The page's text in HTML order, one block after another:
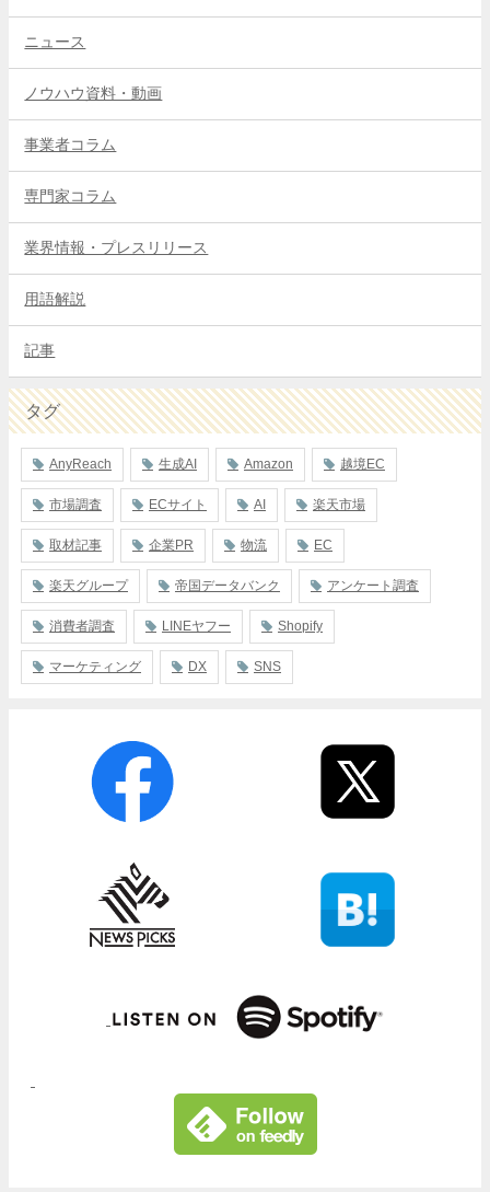
ニュース
ノウハウ資料・動画
事業者コラム
専門家コラム
業界情報・プレスリリース
用語解説
記事
タグ
AnyReach 生成AI Amazon 越境EC
市場調査 ECサイト AI 楽天市場
取材記事 企業PR 物流 EC
楽天グループ 帝国データバンク アンケート調査
消費者調査 LINEヤフー Shopify
マーケティング DX SNS